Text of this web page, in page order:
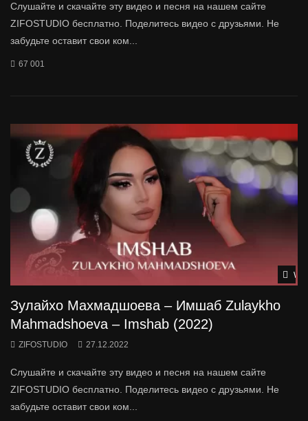
Слушайте и скачайте эту видео и песня на нашем сайте
ZIFOSTUDIO бесплатно. Поделитесь видео с друзьями. Не
забудьте оставит свои ком...
67 001
Зулайхо Махмадшоева – Имшаб Zulaykho
Mahmadshoeva – Imshab (2022)
ZIFOSTUDIO 27.12.2022
Слушайте и скачайте эту видео и песня на нашем сайте
ZIFOSTUDIO бесплатно. Поделитесь видео с друзьями. Не
забудьте оставит свои ком...